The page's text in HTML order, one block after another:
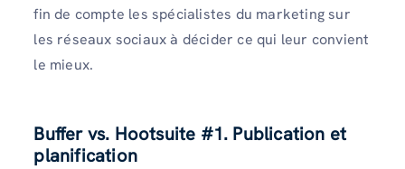
fin de compte les spécialistes du marketing sur
les réseaux sociaux à décider ce qui leur convient
le mieux.
Buffer vs. Hootsuite #1. Publication et
planification